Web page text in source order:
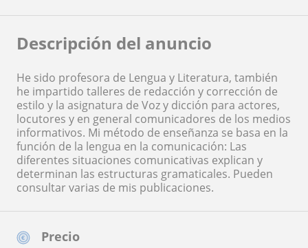
Precio
Descripción del anuncio
He sido profesora de Lengua y Literatura, también
he impartido talleres de redacción y corrección de
estilo y la asignatura de Voz y dicción para actores,
locutores y en general comunicadores de los medios
informativos. Mi método de enseñanza se basa en la
función de la lengua en la comunicación: Las
diferentes situaciones comunicativas explican y
determinan las estructuras gramaticales. Pueden
consultar varias de mis publicaciones.